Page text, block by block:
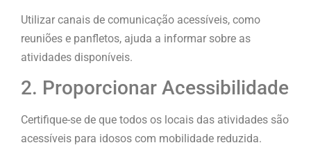
Utilizar canais de comunicação acessíveis, como
reuniões e panfletos, ajuda a informar sobre as
atividades disponíveis.
2. Proporcionar Acessibilidade
Certifique-se de que todos os locais das atividades são
acessíveis para idosos com mobilidade reduzida.